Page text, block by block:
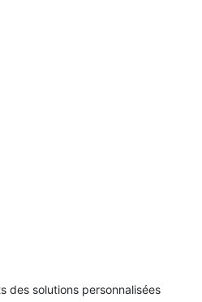
des solutions personnalisées